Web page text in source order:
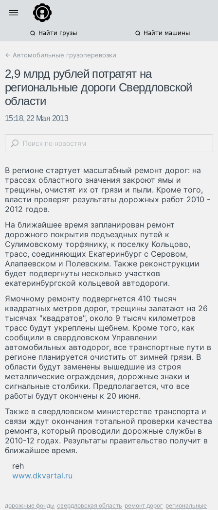
Найти грузы Найти машины
← Автомобильные грузоперевозки
2,9 млрд рублей потратят на
региональные дороги Свердловской
области
15:18, 22 Мая 2013
В регионе стартует масштабный ремонт дорог: на
трассах областного значения закроют ямы и
трещины, очистят их от грязи и пыли. Кроме того,
власти проверят результаты дорожных работ 2010 -
2012 годов.
На ближайшее время запланирован ремонт
дорожного покрытия подъездных путей к
Сулимовскому торфянику, к поселку Кольцово,
трасс, соединяющих Екатеринбург с Серовом,
Алапаевском и Полевским. Также реконструкции
будет подвергнуты несколько участков
екатеринбургской кольцевой автодороги.
Ямочному ремонту подвергнется 410 тысяч
квадратных метров дорог, трещины залатают на 26
тысячах "квадратов", около 9 тысяч километров
трасс будут укреплены щебнем. Кроме того, как
сообщили в свердловском Управлении
автомобильных автодорог, все транспортные пути в
регионе планируется очистить от зимней грязи. В
области будут заменены вышедшие из строя
металлические ограждения, дорожные знаки и
сигнальные столбики. Предполагается, что все
работы будут окончены к 20 июня.
Также в свердловском министерстве транспорта и
связи ждут окончания тотальной проверки качества
ремонта, который проводили дорожные службы в
2010-12 годах. Результаты правительство получит в
ближайшее время.
reh
www.dkvartal.ru
дорожные фонды свердловская область ремонт дорог региональные